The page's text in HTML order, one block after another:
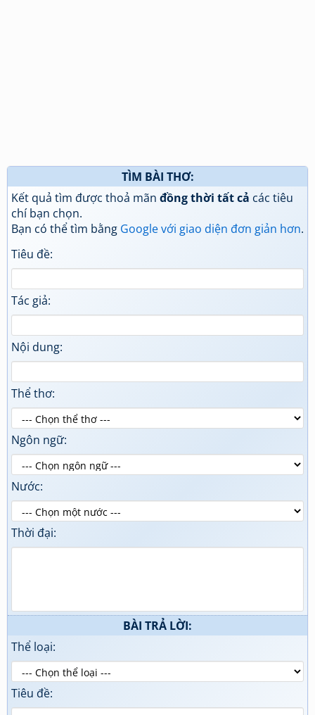
TÌM BÀI THƠ:
Kết quả tìm được thoả mãn đồng thời tất cả các tiêu
chí bạn chọn.
Bạn có thể tìm bằng Google với giao diện đơn giản hơn.
Tiêu đề:
Tác giả:
Nội dung:
Thể thơ:
Ngôn ngữ:
Nước:
Thời đại:
BÀI TRẢ LỜI:
Thể loại:
Tiêu đề: